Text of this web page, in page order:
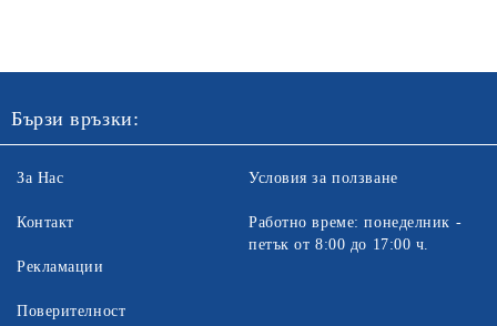
Бързи връзки:
За Нас
Контакт
Рекламации
Поверителност
Условия за ползване
Работно време: понеделник -
петък от 8:00 до 17:00 ч.